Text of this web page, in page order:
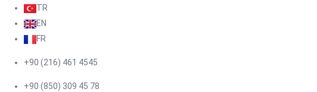
TR
EN
FR
+90 (216) 461 4545
+90 (850) 309 45 78